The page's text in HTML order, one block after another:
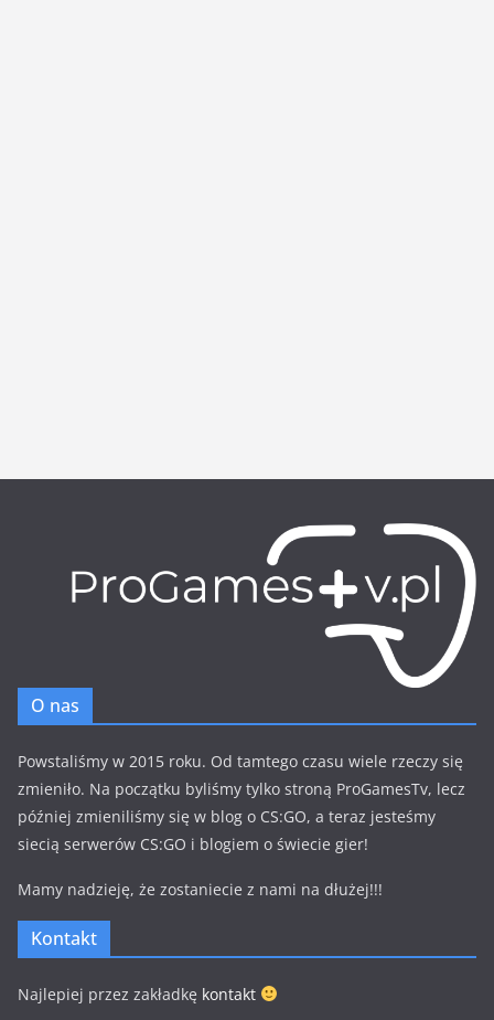
O nas
Powstaliśmy w 2015 roku. Od tamtego czasu wiele rzeczy się
zmieniło. Na początku byliśmy tylko stroną ProGamesTv, lecz
później zmieniliśmy się w blog o CS:GO, a teraz jesteśmy
siecią serwerów CS:GO i blogiem o świecie gier!
Mamy nadzieję, że zostaniecie z nami na dłużej!!!
Kontakt
Najlepiej przez zakładkę kontakt